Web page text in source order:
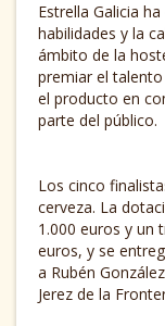
Estrella Galicia
habilidades y la
ámbito de la
premiar el
el producto en
parte del público.
Los cinco
cerveza. La
1.000 euros y un
euros, y se
a Rubén
Jerez de la